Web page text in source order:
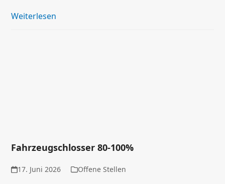
Weiterlesen
Fahrzeugschlosser 80-100%
17. Juni 2026 Offene Stellen